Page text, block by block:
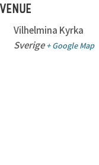
VENUE
Vilhelmina Kyrka
Sverige + Google Map